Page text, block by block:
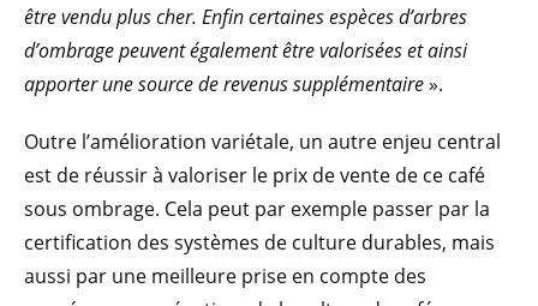
être vendu plus cher. Enfin certaines espèces d’arbres
d’ombrage peuvent également être valorisées et ainsi
apporter une source de revenus supplémentaire».
Outre l’amélioration variétale, un autre enjeu central
est de réussir à valoriser le prix de vente de ce café
sous ombrage. Cela peut par exemple passer par la
certification des systèmes de culture durables, mais
aussi par une meilleure prise en compte des